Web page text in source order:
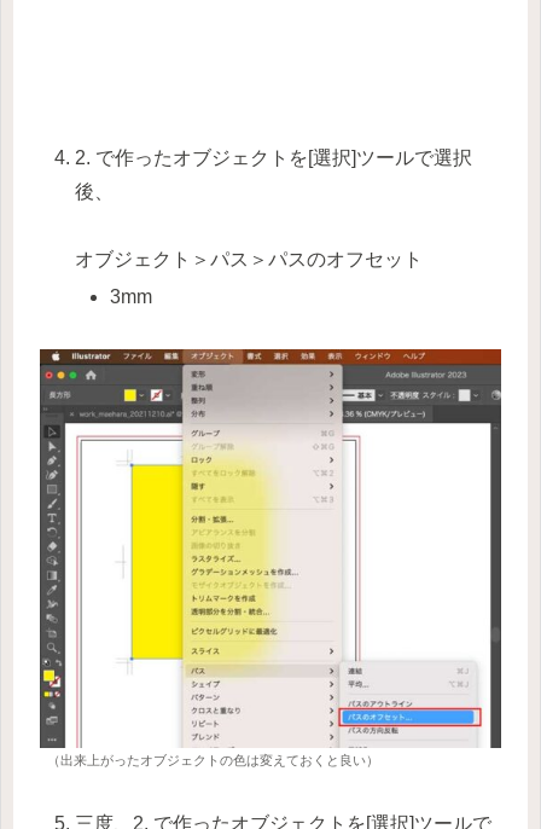
2. で作ったオブジェクトを[選択]ツールで選択
後、
オブジェクト＞パス＞パスのオフセット
3mm
（出来上がったオブジェクトの色は変えておくと良い）
三度、2. で作ったオブジェクトを[選択]ツールで